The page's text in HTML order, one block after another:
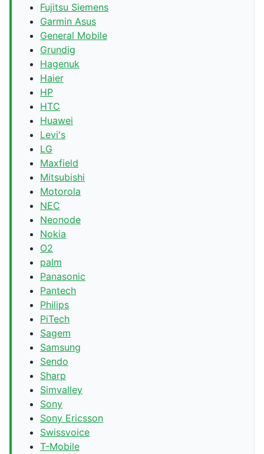
Fujitsu Siemens
Garmin Asus
General Mobile
Grundig
Hagenuk
Haier
HP
HTC
Huawei
Levi's
LG
Maxfield
Mitsubishi
Motorola
NEC
Neonode
Nokia
O2
palm
Panasonic
Pantech
Philips
PiTech
Sagem
Samsung
Sendo
Sharp
Simvalley
Sony
Sony Ericsson
Swissvoice
T-Mobile